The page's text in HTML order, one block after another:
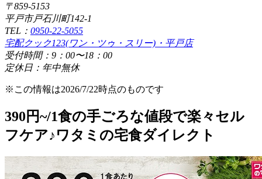
〒859-5153
平戸市戸石川町142-1
TEL： 0950-22-5055
宅配クック123(ワン・ツゥ・スリー)・平戸店
受付時間：9：00〜18：00
定休日：年中無休
※この情報は2026/7/22時点のものです
390円~/1食の手ごろな値段で楽々セル
フケア♪ワタミの宅食ダイレクト